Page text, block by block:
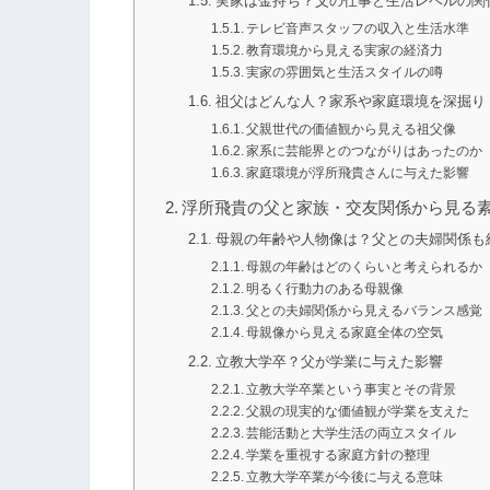
テレビ音声スタッフの収入と生活水準
教育環境から見える実家の経済力
実家の雰囲気と生活スタイルの噂
祖父はどんな人？家系や家庭環境を深掘り
父親世代の価値観から見える祖父像
家系に芸能界とのつながりはあったのか
家庭環境が浮所飛貴さんに与えた影響
浮所飛貴の父と家族・交友関係から見る
母親の年齢や人物像は？父との夫婦関係も
母親の年齢はどのくらいと考えられるか
明るく行動力のある母親像
父との夫婦関係から見えるバランス感覚
母親像から見える家庭全体の空気
立教大学卒？父が学業に与えた影響
立教大学卒業という事実とその背景
父親の現実的な価値観が学業を支えた
芸能活動と大学生活の両立スタイル
学業を重視する家庭方針の整理
立教大学卒業が今後に与える意味